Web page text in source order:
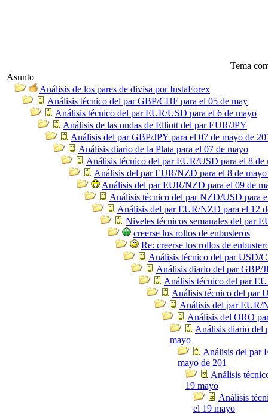
Tema
Asunto
Análisis de los pares de divisa por InstaForex
Análisis técnico del par GBP/CHF para el 05 de may
Análisis técnico del par EUR/USD para el 6 de mayo
Análisis de las ondas de Elliott del par EUR/JPY
Análisis del par GBP/JPY para el 07 de mayo de
Análisis diario de la Plata para el 07 de mayo
Análisis técnico del par EUR/USD para el 8 de
Análisis del par EUR/NZD para el 8 de
Análisis del par EUR/NZD para el 09 de
Análisis técnico del par NZD/USD para
Análisis del par EUR/NZD para el 12
Niveles técnicos semanales del par
creerse los rollos de enbusteros
Re: creerse los rollos de
Análisis técnico del par USD/
Análisis diario del par GBP/
Análisis técnico del par
Análisis técnico del par
Análisis del par EUR/
Análisis del ORO
Análisis diario del
mayo
Análisis del par
mayo de 201
Análisis
19 mayo
Análisis
el 19 mayo